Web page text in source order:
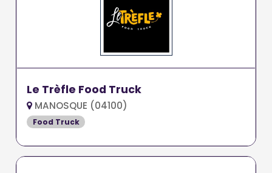
Le Trèfle Food Truck
MANOSQUE (04100)
Food Truck